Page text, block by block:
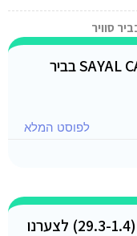
סוויר
למישהו יצא לישון בחושות של SAYAL CAMP בביר
לפוסט המלא
היי לכולם, רוצים לרדת סופש הבא (29.3-1.4) לצערנו